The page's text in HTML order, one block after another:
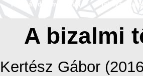
Tallózás dátum szerint
Tallózás
A bizalmi
Kertész Gábor